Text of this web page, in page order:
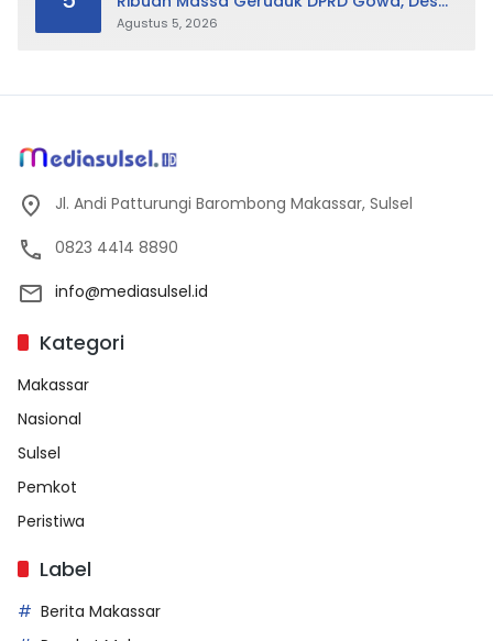
Cabut Perda LAD
Agustus 5, 2026
Jl. Andi Patturungi Barombong Makassar, Sulsel
0823 4414 8890
info@mediasulsel.id
Kategori
Makassar
Nasional
Sulsel
Pemkot
Peristiwa
Label
Berita Makassar